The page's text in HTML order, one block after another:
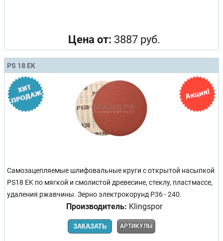
Цена от: 3887 руб.
PS 18 EK
Самозацепляемые шлифовальные круги с открытой насыпкой
PS18 EK по мягкой и смолистой древесине, стеклу, пластмассе,
удаления ржавчины. Зерно электрокорунд Р36 - 240.
Производитель: Klingspor
ЗАКАЗАТЬ АРТИКУЛЫ